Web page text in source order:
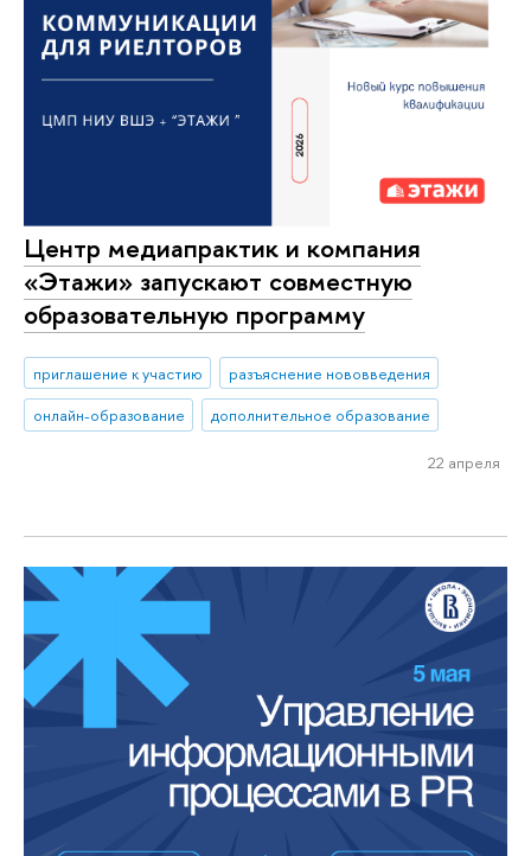
Центр медиапрактик и компания
«Этажи» запускают совместную
образовательную программу
приглашение к участию
разъяснение нововведения
онлайн-образование
дополнительное образование
22 апреля